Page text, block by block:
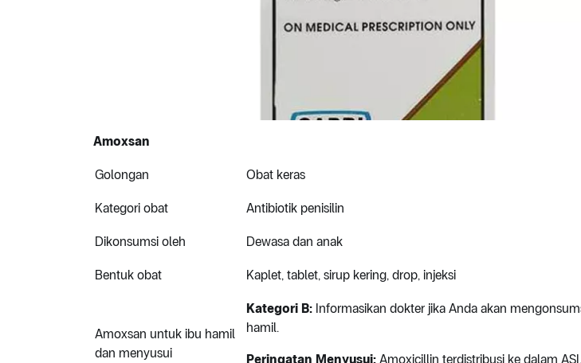
Amoxsan
Golongan Obat keras
Kategori obat Antibiotik penisilin
Dikonsumsi oleh Dewasa dan anak
Bentuk obat Kaplet, tablet, sirup kering, drop, injeksi
Amoxsan untuk ibu hamil
dan menyusui
Kategori B: Informasikan dokter jika Anda akan
hamil.
Peringatan Menyusui: Amoxicillin terdistribusi ke dalam